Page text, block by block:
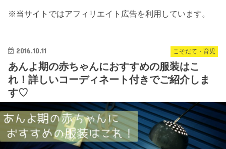
※当サイトではアフィリエイト広告を利用しています。
こそだて・育児
2016.10.11
あんよ期の赤ちゃんにおすすめの服装はこ
れ！詳しいコーディネート付きでご紹介しま
す♡